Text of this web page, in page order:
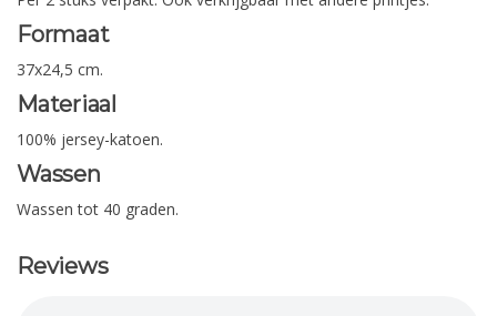
Formaat
37x24,5 cm.
Materiaal
100% jersey-katoen.
Wassen
Wassen tot 40 graden.
Reviews